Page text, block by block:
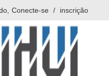
Conecte-se / inscrição